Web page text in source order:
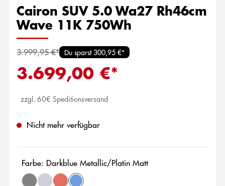
Cairon SUV 5.0 Wa27 Rh46cm
Wave 11K 750Wh
3.999,95 €* Du sparst 300,95 €*
3.699,00 €*
zzgl. 60€ Speditionsversand
Nicht mehr verfügbar
Farbe: Darkblue Metallic/Platin Matt